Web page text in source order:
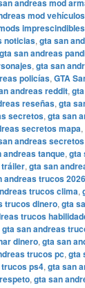
andreas mod
mod vehículos
imprescindibles
noticias, gta san
gta san andreas
, gta san
policías, GTA
andreas reddit,
reseñas, gta
secretos, gta san
secretos mapa,
andreas
andreas tanque, gta
tráiler, gta san
andreas trucos 2026
trucos clima,
trucos dinero, gta
trucos
gta san andreas
dinero, gta san
trucos pc, gta
ps4, gta san
, gta san